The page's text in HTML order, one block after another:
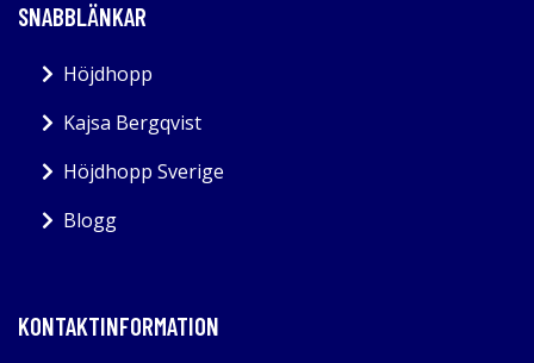
SNABBLÄNKAR
Höjdhopp
Kajsa Bergqvist
Höjdhopp Sverige
Blogg
KONTAKTINFORMATION